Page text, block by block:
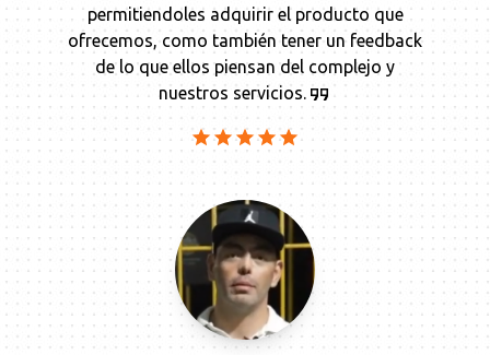
permitiendoles adquirir el producto que
ofrecemos, como también tener un feedback
de lo que ellos piensan del complejo y
nuestros servicios.